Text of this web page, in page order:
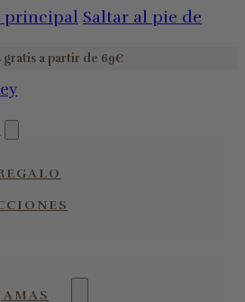
principal Saltar al pie de
gratis a partir de 69€